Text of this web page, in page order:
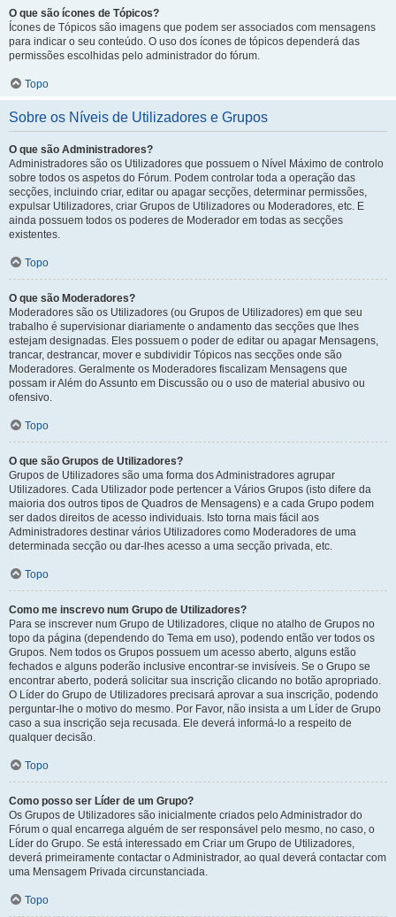
O que são ícones de Tópicos?
Ícones de Tópicos são imagens que podem ser associados com mensagens
para indicar o seu conteúdo. O uso dos ícones de tópicos dependerá das
permissões escolhidas pelo administrador do fórum.
Topo
Sobre os Níveis de Utilizadores e Grupos
O que são Administradores?
Administradores são os Utilizadores que possuem o Nível Máximo de controlo
sobre todos os aspetos do Fórum. Podem controlar toda a operação das
secções, incluindo criar, editar ou apagar secções, determinar permissões,
expulsar Utilizadores, criar Grupos de Utilizadores ou Moderadores, etc. E
ainda possuem todos os poderes de Moderador em todas as secções
existentes.
Topo
O que são Moderadores?
Moderadores são os Utilizadores (ou Grupos de Utilizadores) em que seu
trabalho é supervisionar diariamente o andamento das secções que lhes
estejam designadas. Eles possuem o poder de editar ou apagar Mensagens,
trancar, destrancar, mover e subdividir Tópicos nas secções onde são
Moderadores. Geralmente os Moderadores fiscalizam Mensagens que
possam ir Além do Assunto em Discussão ou o uso de material abusivo ou
ofensivo.
Topo
O que são Grupos de Utilizadores?
Grupos de Utilizadores são uma forma dos Administradores agrupar
Utilizadores. Cada Utilizador pode pertencer a Vários Grupos (isto difere da
maioria dos outros tipos de Quadros de Mensagens) e a cada Grupo podem
ser dados direitos de acesso individuais. Isto torna mais fácil aos
Administradores destinar vários Utilizadores como Moderadores de uma
determinada secção ou dar-lhes acesso a uma secção privada, etc.
Topo
Como me inscrevo num Grupo de Utilizadores?
Para se inscrever num Grupo de Utilizadores, clique no atalho de Grupos no
topo da página (dependendo do Tema em uso), podendo então ver todos os
Grupos. Nem todos os Grupos possuem um acesso aberto, alguns estão
fechados e alguns poderão inclusive encontrar-se invisíveis. Se o Grupo se
encontrar aberto, poderá solicitar sua inscrição clicando no botão apropriado.
O Líder do Grupo de Utilizadores precisará aprovar a sua inscrição, podendo
perguntar-lhe o motivo do mesmo. Por Favor, não insista a um Líder de Grupo
caso a sua inscrição seja recusada. Ele deverá informá-lo a respeito de
qualquer decisão.
Topo
Como posso ser Líder de um Grupo?
Os Grupos de Utilizadores são inicialmente criados pelo Administrador do
Fórum o qual encarrega alguém de ser responsável pelo mesmo, no caso, o
Líder do Grupo. Se está interessado em Criar um Grupo de Utilizadores,
deverá primeiramente contactar o Administrador, ao qual deverá contactar com
uma Mensagem Privada circunstanciada.
Topo